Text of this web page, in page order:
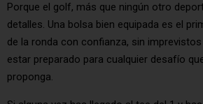
Porque el golf, más que ningún otro
detalles. Una bolsa bien equipada es el
de la ronda con confianza, sin
estar preparado para cualquier desafío
proponga.